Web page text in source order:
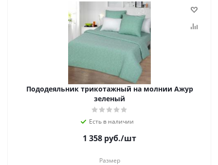
Пододеяльник трикотажный на молнии Ажур
зеленый
Есть в наличии
1 358 руб./шт
Размер